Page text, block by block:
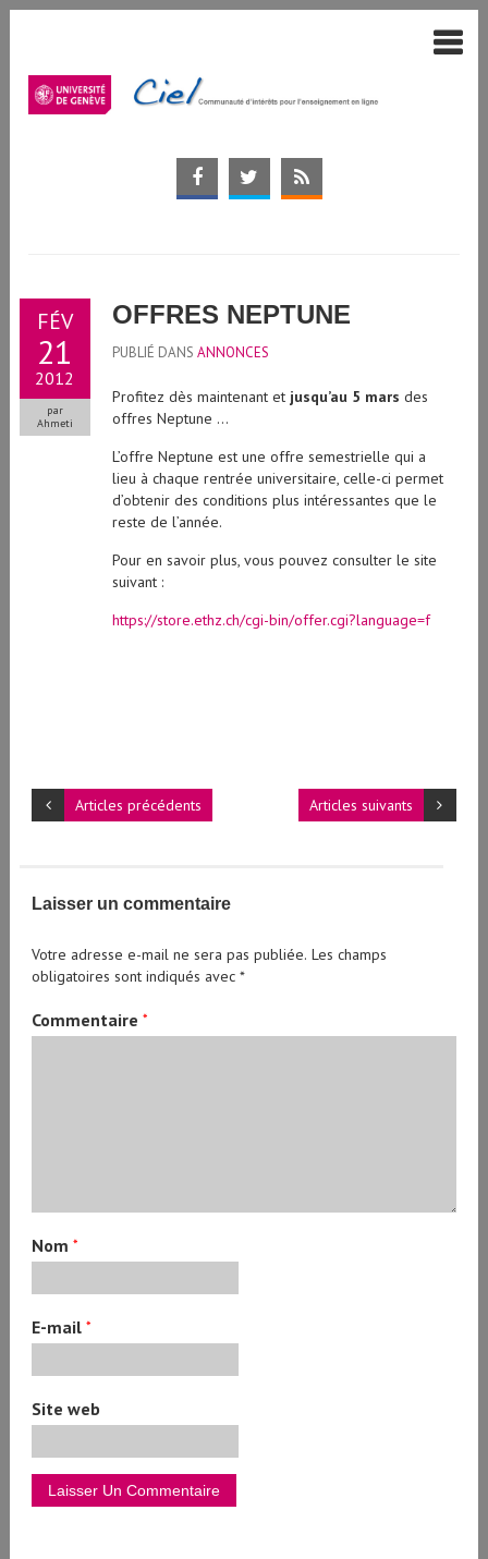
FÉV
21
2012
par
Ahmeti
OFFRES NEPTUNE
PUBLIÉ DANS ANNONCES
Profitez dès maintenant et jusqu’au 5 mars des
offres Neptune …
L’offre Neptune est une offre semestrielle qui a
lieu à chaque rentrée universitaire, celle-ci permet
d’obtenir des conditions plus intéressantes que le
reste de l’année.
Pour en savoir plus, vous pouvez consulter le site
suivant :
https://store.ethz.ch/cgi-bin/offer.cgi?language=f
Articles suivants
Articles précédents
Laisser un commentaire
Votre adresse e-mail ne sera pas publiée. Les champs
obligatoires sont indiqués avec*
Commentaire*
Nom*
E-mail*
Site web